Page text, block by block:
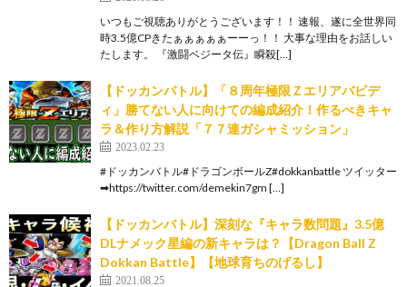
いつもご視聴ありがとうございます！！ 速報、遂に全世界同
時3.5億CPきたぁぁぁぁぁーーっ！！ 大事な理由をお話しい
たします。 『激闘ベジータ伝』瞬殺[…]
【ドッカンバトル】「８周年極限Ｚエリアバビデ
ィ」勝てない人に向けての編成紹介！作るべきキャ
ラ＆作り方解説「７７連ガシャミッション」
2023.02.23
#ドッカンバトル#ドラゴンボールZ#dokkanbattle ツイッター
➡https://twitter.com/demekin7gm […]
【ドッカンバトル】深刻な『キャラ数問題』3.5億
DLナメック星編の新キャラは？【Dragon Ball Z
Dokkan Battle】【地球育ちのげるし】
2021.08.25